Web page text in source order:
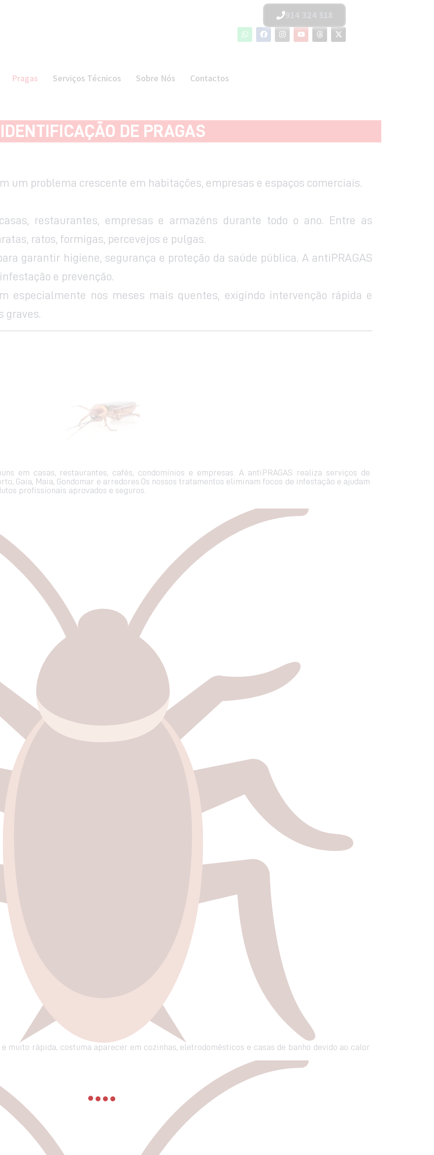
Pragas Serviços Técnicos Sobre Nós Contactos
SOBRE NÓS
IDENTIFICAÇÃO DE PRAGAS
um problema crescente em habitações, empresas e espaços comerciais.
restaurantes, empresas e armazéns durante todo o ano. Entre as
ratos, formigas, percevejos e pulgas.
garantir higiene, segurança e proteção da saúde pública. A antiPRAGAS
e prevenção.
especialmente nos meses mais quentes, exigindo intervenção rápida e
graves.
em casas, restaurantes, cafés, condomínios e empresas. A antiPRAGAS realiza serviços de
Gaia, Maia, Gondomar e arredores.Os nossos tratamentos eliminam focos de infestação e ajudam
profissionais aprovados e seguros.
muito rápida, costuma aparecer em cozinhas, eletrodomésticos e casas de banho devido ao calor